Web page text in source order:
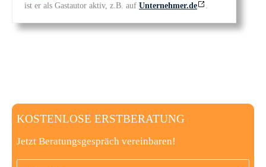
ist er als Gastautor aktiv, z.B. auf Unternehmer.de
KOSTENLOSE ERSTBERATUNG
Jetzt Beratungsgespräch vereinbaren!
Anrede